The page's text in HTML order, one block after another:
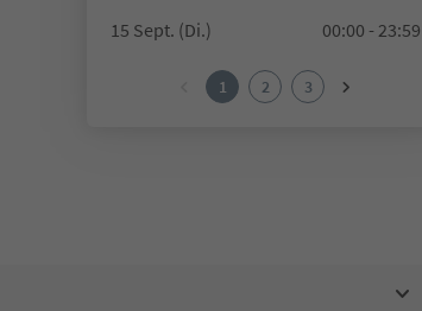
15 Sept. (Di.)
00:00 - 23:59
1 2 3